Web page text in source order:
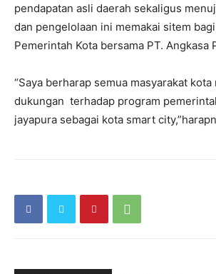
pendapatan asli daerah sekaligus
dan pengelolaan ini memakai sitem
Pemerintah Kota bersama PT. Angkasa
“Saya berharap semua masyarakat
dukungan terhadap program
jayapura sebagai kota smart